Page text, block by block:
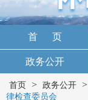
首 页
政务公开
首页 > 政务公开 >
律检查委员会